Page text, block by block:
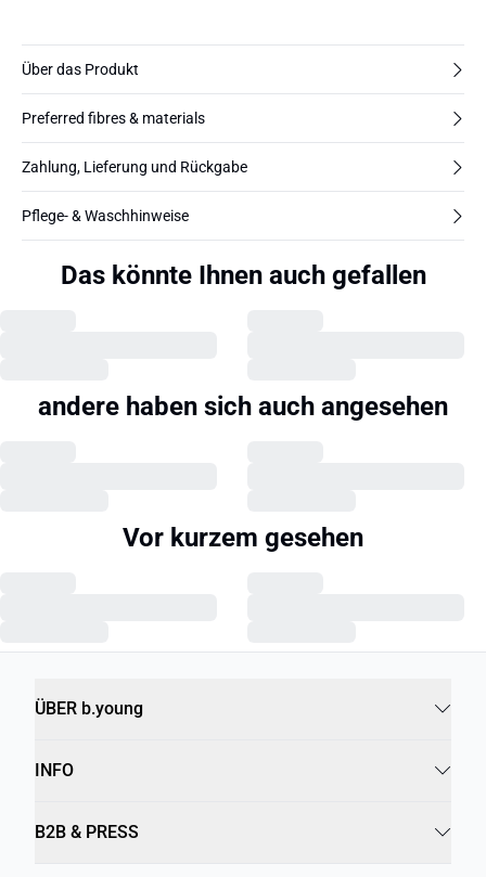
Über das Produkt
Preferred fibres & materials
Zahlung, Lieferung und Rückgabe
Pflege- & Waschhinweise
Das könnte Ihnen auch gefallen
andere haben sich auch angesehen
Vor kurzem gesehen
ÜBER b.young
INFO
B2B & PRESS